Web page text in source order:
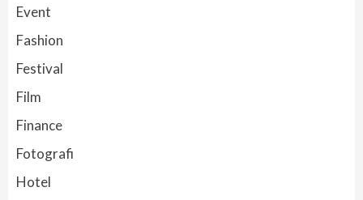
Event
Fashion
Festival
Film
Finance
Fotografi
Hotel